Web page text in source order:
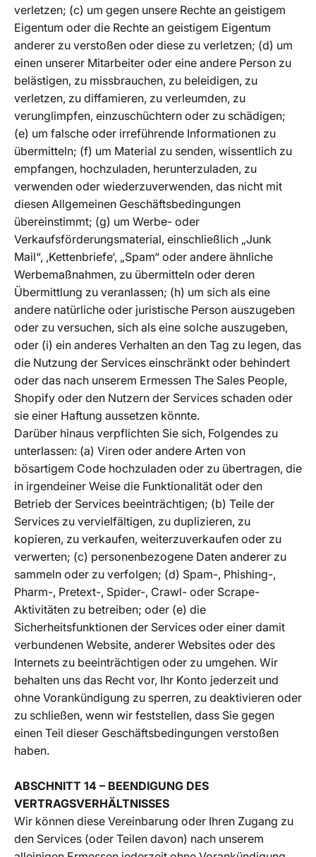
verletzen; (c) um gegen unsere Rechte an geistigem
Eigentum oder die Rechte an geistigem Eigentum
anderer zu verstoßen oder diese zu verletzen; (d) um
einen unserer Mitarbeiter oder eine andere Person zu
belästigen, zu missbrauchen, zu beleidigen, zu
verletzen, zu diffamieren, zu verleumden, zu
verunglimpfen, einzuschüchtern oder zu schädigen;
(e) um falsche oder irreführende Informationen zu
übermitteln; (f) um Material zu senden, wissentlich zu
empfangen, hochzuladen, herunterzuladen, zu
verwenden oder wiederzuverwenden, das nicht mit
diesen Allgemeinen Geschäftsbedingungen
übereinstimmt; (g) um Werbe- oder
Verkaufsförderungsmaterial, einschließlich „Junk
Mail“, ‚Kettenbriefe‘, „Spam“ oder andere ähnliche
Werbemaßnahmen, zu übermitteln oder deren
Übermittlung zu veranlassen; (h) um sich als eine
andere natürliche oder juristische Person auszugeben
oder zu versuchen, sich als eine solche auszugeben,
oder (i) ein anderes Verhalten an den Tag zu legen, das
die Nutzung der Services einschränkt oder behindert
oder das nach unserem Ermessen The Sales People,
Shopify oder den Nutzern der Services schaden oder
sie einer Haftung aussetzen könnte.
Darüber hinaus verpflichten Sie sich, Folgendes zu
unterlassen: (a) Viren oder andere Arten von
bösartigem Code hochzuladen oder zu übertragen, die
in irgendeiner Weise die Funktionalität oder den
Betrieb der Services beeinträchtigen; (b) Teile der
Services zu vervielfältigen, zu duplizieren, zu
kopieren, zu verkaufen, weiterzuverkaufen oder zu
verwerten; (c) personenbezogene Daten anderer zu
sammeln oder zu verfolgen; (d) Spam-, Phishing-,
Pharm-, Pretext-, Spider-, Crawl- oder Scrape-
Aktivitäten zu betreiben; oder (e) die
Sicherheitsfunktionen der Services oder einer damit
verbundenen Website, anderer Websites oder des
Internets zu beeinträchtigen oder zu umgehen. Wir
behalten uns das Recht vor, Ihr Konto jederzeit und
ohne Vorankündigung zu sperren, zu deaktivieren oder
zu schließen, wenn wir feststellen, dass Sie gegen
einen Teil dieser Geschäftsbedingungen verstoßen
haben.
ABSCHNITT 14 – BEENDIGUNG DES
VERTRAGSVERHÄLTNISSES
Wir können diese Vereinbarung oder Ihren Zugang zu
den Services (oder Teilen davon) nach unserem